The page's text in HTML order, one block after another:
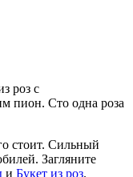
роз с
пион. Сто одна роза
стоит. Сильный
Загляните
и Букет из роз.